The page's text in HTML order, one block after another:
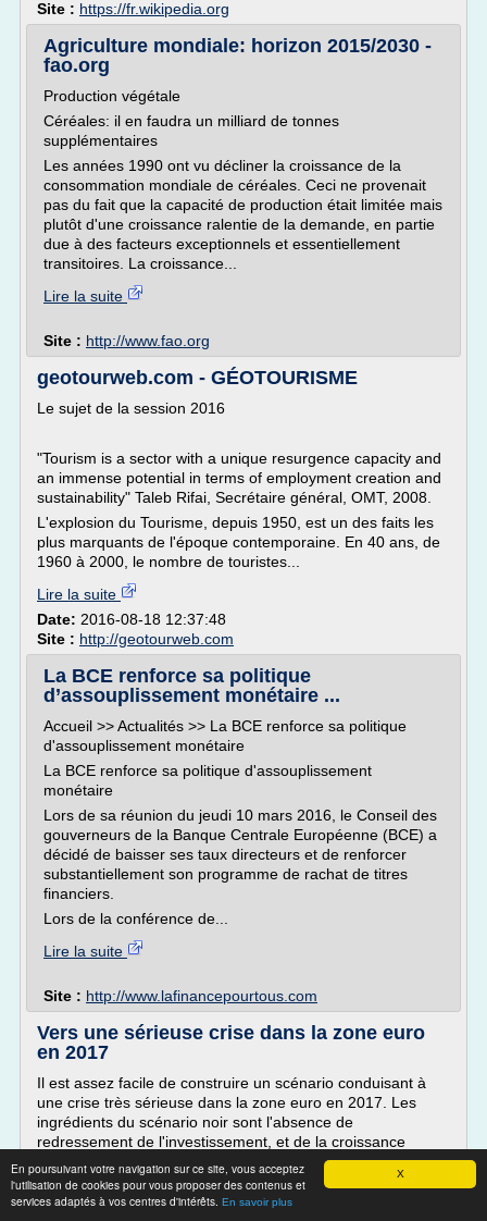
X
En poursuivant votre navigation sur ce site, vous acceptez
l'utilisation de cookies pour vous proposer des contenus et
services adaptés à vos centres d'intérêts. En savoir plus
Site : https://fr.wikipedia.org
Agriculture mondiale: horizon 2015/2030 -
fao.org
Production végétale
Céréales: il en faudra un milliard de tonnes
supplémentaires
Les années 1990 ont vu décliner la croissance de la
consommation mondiale de céréales. Ceci ne provenait
pas du fait que la capacité de production était limitée mais
plutôt d'une croissance ralentie de la demande, en partie
due à des facteurs exceptionnels et essentiellement
transitoires. La croissance...
Lire la suite
Site : http://www.fao.org
geotourweb.com - GÉOTOURISME
Le sujet de la session 2016
"Tourism is a sector with a unique resurgence capacity and
an immense potential in terms of employment creation and
sustainability" Taleb Rifai, Secrétaire général, OMT, 2008.
L'explosion du Tourisme, depuis 1950, est un des faits les
plus marquants de l'époque contemporaine. En 40 ans, de
1960 à 2000, le nombre de touristes...
Lire la suite
Date: 2016-08-18 12:37:48
Site : http://geotourweb.com
La BCE renforce sa politique
d’assouplissement monétaire ...
Accueil >> Actualités >> La BCE renforce sa politique
d'assouplissement monétaire
La BCE renforce sa politique d'assouplissement
monétaire
Lors de sa réunion du jeudi 10 mars 2016, le Conseil des
gouverneurs de la Banque Centrale Européenne (BCE) a
décidé de baisser ses taux directeurs et de renforcer
substantiellement son programme de rachat de titres
financiers.
Lors de la conférence de...
Lire la suite
Site : http://www.lafinancepourtous.com
Vers une sérieuse crise dans la zone euro
en 2017
Il est assez facile de construire un scénario conduisant à
une crise très sérieuse dans la zone euro en 2017. Les
ingrédients du scénario noir sont l'absence de
redressement de l'investissement, et de la croissance
potentielle en 2015-2016 ; la remontée du prix du pétrole et
donc l'inflation, d'où l'arrêt de la politique monétaire très
expansionniste de la BCE ; la remontée des taux...